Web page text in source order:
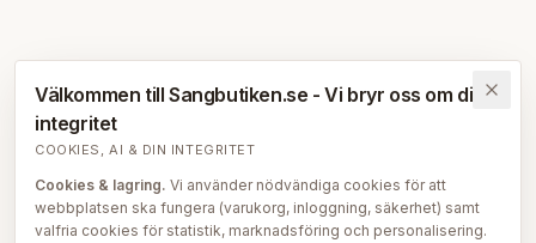
Välkommen till Sangbutiken.se - Vi bryr oss om din
integritet
COOKIES, AI & DIN INTEGRITET
Cookies & lagring. Vi använder nödvändiga cookies för att
webbplatsen ska fungera (varukorg, inloggning, säkerhet) samt
valfria cookies för statistik, marknadsföring och personalisering.